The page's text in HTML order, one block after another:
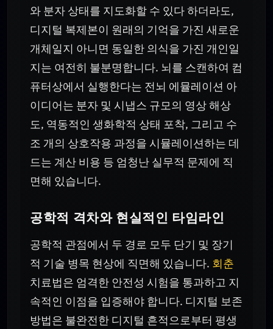
와 분자 상태를 지도화할 수 있다 하더라도,
디지털 복제본이 원래의 기억을 가진 새로운
개체일지 아니면 동일한 의식을 가진 개인일
지는 여전히 불분명합니다. 뇌를 스캔하여 컴
퓨터상에서 실행한다는 전뇌 에뮬레이션 아
이디어는 분자 및 시냅스 규모의 영상 해상
도, 역동적인 생화학적 상태 포착, 그리고 수
조 개의 상호작용 과정을 시뮬레이션하는 데
드는 계산 비용 등 엄청난 실무적 문제에 직
면해 있습니다.
공학적 격차와 현실적인 타임라인
공학적 관점에서 두 경로 모두 단기 및 장기
적 기술 병목 현상에 직면해 있습니다. 회춘
치료법은 엄격한 안전성 시험을 통과하고 지
속적인 이점을 입증해야 합니다. 디지털 보존
방법은 불완전한 디지털 흔적으로부터 평생